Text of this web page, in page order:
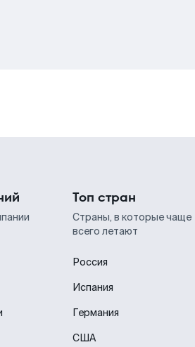
Топ стран
Страны, в которые чаще
всего летают
Россия
Испания
Германия
США